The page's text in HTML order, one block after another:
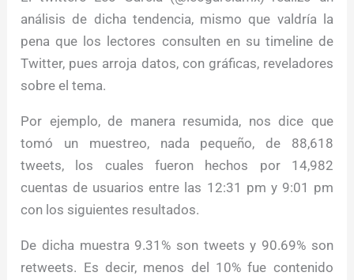
análisis de dicha tendencia, mismo que valdría la
pena que los lectores consulten en su timeline de
Twitter, pues arroja datos, con gráficas, reveladores
sobre el tema.
Por ejemplo, de manera resumida, nos dice que
tomó un muestreo, nada pequeño, de 88,618
tweets, los cuales fueron hechos por 14,982
cuentas de usuarios entre las 12:31 pm y 9:01 pm
con los siguientes resultados.
De dicha muestra 9.31% son tweets y 90.69% son
retweets. Es decir, menos del 10% fue contenido